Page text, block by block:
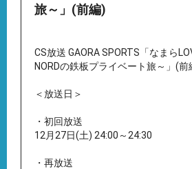
旅～」(前編)
CS放送 GAORA SPORTS「なまら
NORDの鉄板プライベート旅～」(前
＜放送日＞
・初回放送
12月27日(土) 24:00～24:30
・再放送